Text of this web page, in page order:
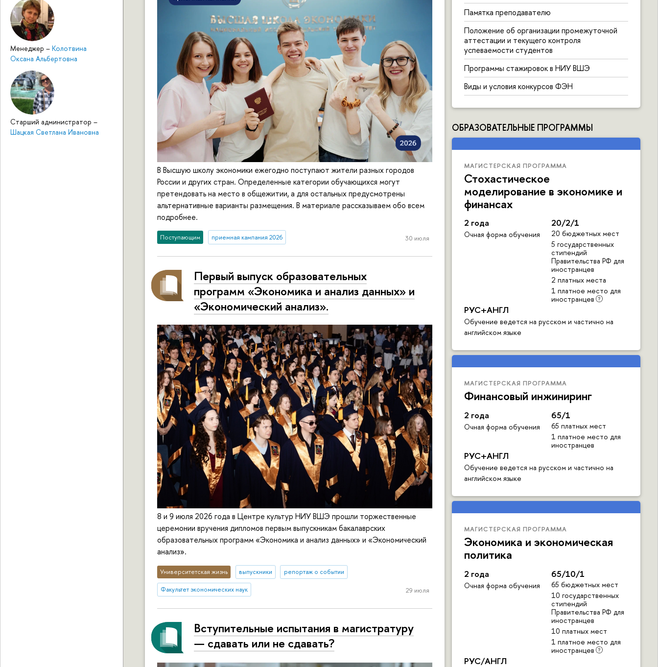
Менеджер – Колотвина
Оксана Альбертовна
Cтарший администратор –
Шацкая Светлана Ивановна
Памятка преподавателю
Положение об организации промежуточной
аттестации и текущего контроля
успеваемости студентов
Программы стажировок в НИУ ВШЭ
Виды и условия конкурсов ФЭН
ОБРАЗОВАТЕЛЬНЫЕ ПРОГРАММЫ
МАГИСТЕРСКАЯ ПРОГРАММА
Стохастическое
моделирование в экономике и
финансах
2 года
Очная форма обучения
20/2/1
20 бюджетных мест
5 государственных
стипендий
Правительства РФ для
иностранцев
2 платных места
1 платное место для
иностранцев
РУС+АНГЛ
Обучение ведется на русском и частично на
английском языке
МАГИСТЕРСКАЯ ПРОГРАММА
Финансовый инжиниринг
2 года
Очная форма обучения
65/1
65 платных мест
1 платное место для
иностранцев
РУС+АНГЛ
Обучение ведется на русском и частично на
английском языке
МАГИСТЕРСКАЯ ПРОГРАММА
Экономика и экономическая
политика
2 года
Очная форма обучения
65/10/1
65 бюджетных мест
10 государственных
стипендий
Правительства РФ для
иностранцев
10 платных мест
1 платное место для
иностранцев
РУС/АНГЛ
Вот почему устав, решив, что хватит
Волнений, нервов, хлопот и засад,
Любой учитель, вспомнив, что утратит,
К ученикам воротится назад.
Ирина Буркова
В Высшую школу экономики ежегодно поступают жители разных городов
России и других стран. Определенные категории обучающихся могут
претендовать на место в общежитии, а для остальных предусмотрены
альтернативные варианты размещения. В материале рассказываем обо всем
подробнее.
Поступающим приемная кампания 2026 30 июля
Первый выпуск образовательных
программ «Экономика и анализ данных» и
«Экономический анализ».
8 и 9 июля 2026 года в Центре культур НИУ ВШЭ прошли торжественные
церемонии вручения дипломов первым выпускникам бакалаврских
образовательных программ «Экономика и анализ данных» и «Экономический
анализ».
Университетская жизнь выпускники репортаж о событии
Факультет экономических наук 29 июля
Вступительные испытания в магистратуру
— сдавать или не сдавать?